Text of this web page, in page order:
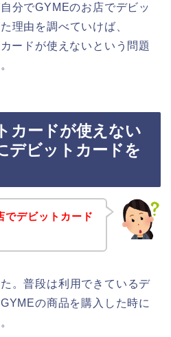
分でGYMEのお店でデビッ
理由を調べていけば、
ードが使えないという問題
カードが使えない
デビットカードを
でデビットカード
。普段は利用できているデ
の商品を購入した時に